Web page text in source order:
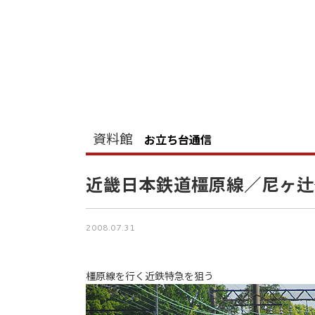
資料館 お立ち台通信
近畿日本鉄道橿原線／尼ヶ
2008.07.31
橿原線を行く近鉄特急を狙う